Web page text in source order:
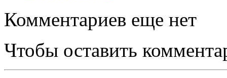
Комментариев еще нет
Чтобы оставить